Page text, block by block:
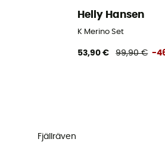
Helly Hansen
K Merino Set
53,90 € 99,90 € -
Fjällräven